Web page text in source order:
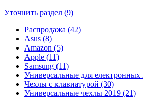
Уточнить раздел (9)
Распродажа (42)
Asus (8)
Amazon (5)
Apple (11)
Samsung (11)
Универсальные для електронных
Чехлы с клавиатурой (30)
Универсальные чехлы 2019 (21)